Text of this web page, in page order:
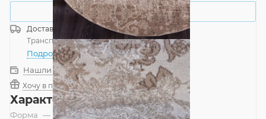
Купить в 1 клик
Доставка
Россия
Транспортной компанией—бесплатно
Подробнее
Нашли дешевле?
Хочу в подарок
Характеристики
Форма — Круг